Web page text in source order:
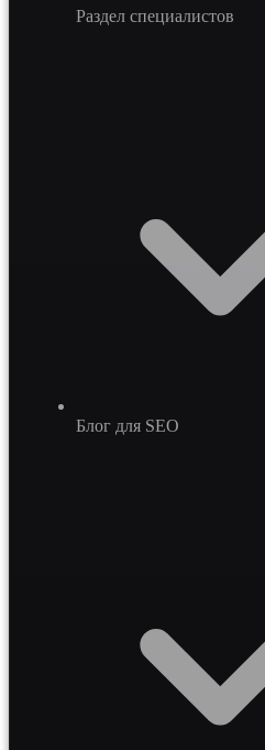
Раздел специалистов
Блог для SEO